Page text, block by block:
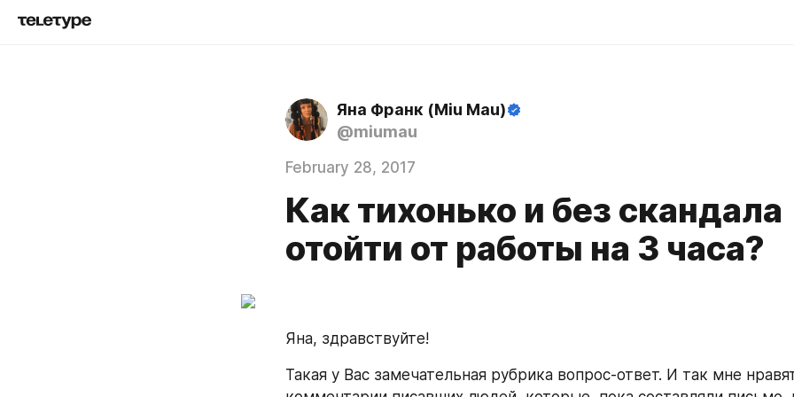
Яна Франк (Miu Mau)
@miumau
February 28, 2017
Как тихонько и без скандала
отойти от работы на 3 часа?
Яна, здравствуйте!
Такая у Вас замечательная рубрика вопрос-ответ. И так мне